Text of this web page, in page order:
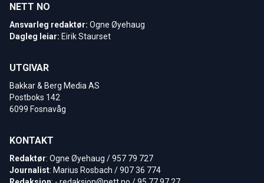
NETT NO
Ansvarleg redaktør: Ogne Øyehaug
Dagleg leiar: Eirik Staurset
UTGIVAR
Bakkar & Berg Media AS
Postboks 142
6099 Fosnavåg
KONTAKT
Redaktør: Ogne Øyehaug / 957 79 727
Journalist: Marius Rosbach / 907 36 774